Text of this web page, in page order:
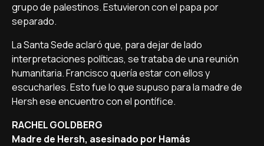
grupo de palestinos. Estuvieron con el papa por
separado.
La Santa Sede aclaró que, para dejar de lado
interpretaciones políticas, se trataba de una reunión
humanitaria. Francisco quería estar con ellos y
escucharles. Esto fue lo que supuso para la madre de
Hersh ese encuentro con el pontífice.
RACHEL GOLDBERG
Madre de Hersh, asesinado por Hamás